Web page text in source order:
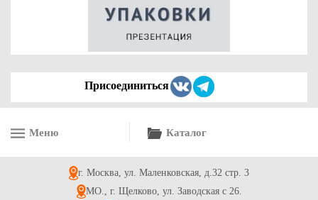
Форма бумажная "Тюльпан", коричневая, р-р 50*80мм
Присоединиться
Меню Каталог
г. Москва, ул. Маленковская, д.32 стр. 3
МО., г. Щелково, ул. Заводская с 26.